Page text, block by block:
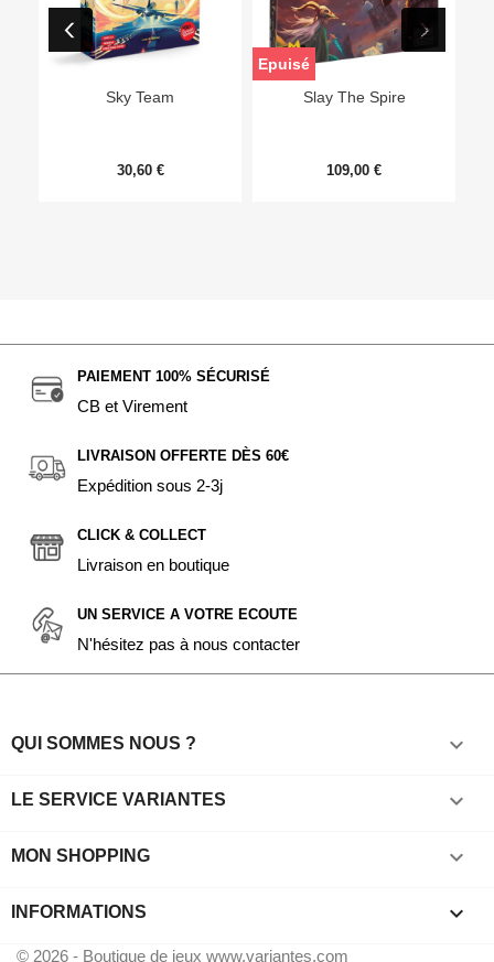
Sky Team
30,60 €
Slay The Spire
109,00 €
Epuisé
PAIEMENT 100% SÉCURISÉ
CB et Virement
LIVRAISON OFFERTE DÈS 60€
Expédition sous 2-3j
CLICK & COLLECT
Livraison en boutique
UN SERVICE A VOTRE ECOUTE
N'hésitez pas à nous contacter
QUI SOMMES NOUS ? 
LE SERVICE VARIANTES 
MON SHOPPING 
INFORMATIONS keyboard_arrow_down
© 2026 - Boutique de jeux www.variantes.com